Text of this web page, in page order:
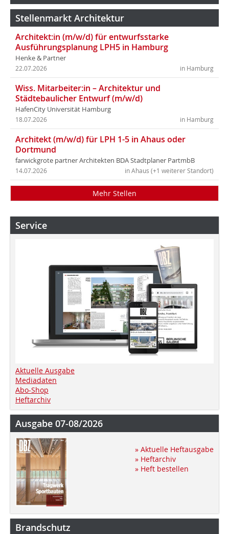
Stellenmarkt Architektur
Architekt:in (m/w/d) für entwurfsstarke
Ausführungsplanung LPH5 in Hamburg
Henke & Partner
in Hamburg
22.07.2026
Wiss. Mitarbeiter:in – Architektur und
Städtebaulicher Entwurf (m/w/d)
HafenCity Universität Hamburg
in Hamburg
18.07.2026
Architekt (m/w/d) für LPH 1-5 in Ahaus oder
Dortmund
farwickgrote partner Architekten BDA Stadtplaner PartmbB
in Ahaus (+1 weiterer Standort)
14.07.2026
Mehr Stellen
Service
Aktuelle Ausgabe
Mediadaten
Abo-Shop
Heftarchiv
Ausgabe 07-08/2026
» Aktuelle Heftausgabe
» Heftarchiv
» Heft bestellen
Brandschutz